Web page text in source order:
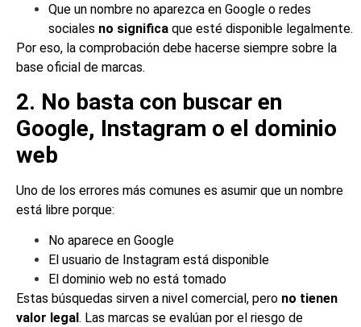
Que un nombre no aparezca en Google o redes
sociales no significa que esté disponible legalmente.
Por eso, la comprobación debe hacerse siempre sobre la
base oficial de marcas.
2. No basta con buscar en
Google, Instagram o el dominio
web
Uno de los errores más comunes es asumir que un nombre
está libre porque:
No aparece en Google
El usuario de Instagram está disponible
El dominio web no está tomado
Estas búsquedas sirven a nivel comercial, pero no tienen
valor legal . Las marcas se evalúan por el riesgo de